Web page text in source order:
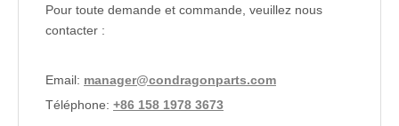
Pour toute demande et commande, veuillez nous
contacter :
Email: manager@condragonparts.com
Téléphone: +86 158 1978 3673